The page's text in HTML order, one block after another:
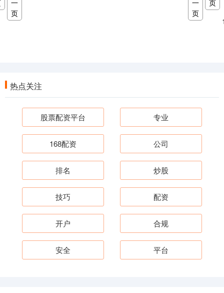
一
页
一
页
页
热点关注
股票配资平台 专业
168配资 公司
排名 炒股
技巧 配资
开户 合规
安全 平台